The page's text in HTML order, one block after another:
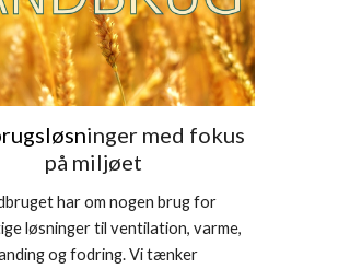
inger med fokus
på miljøet
har om nogen brug for
løsninger til ventilation, varme,
og fodring. Vi tænker